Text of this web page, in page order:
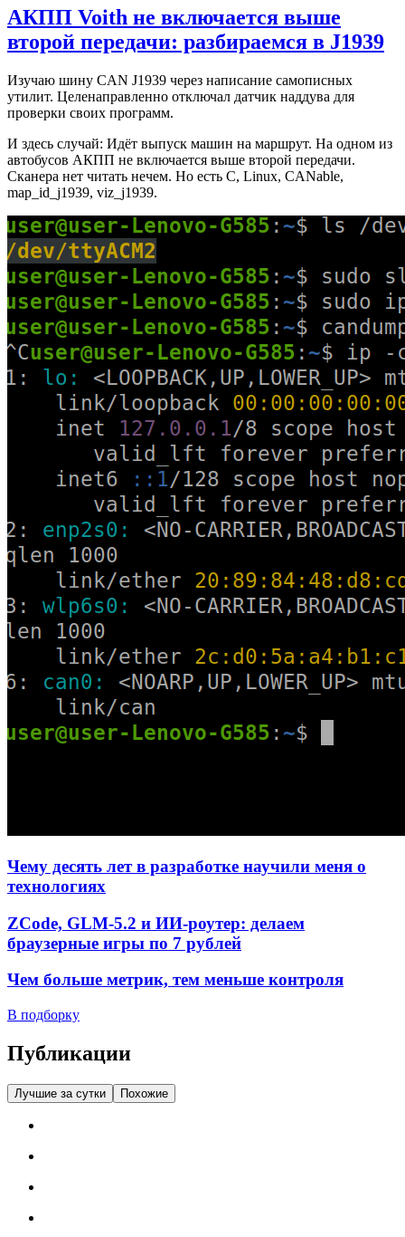
АКПП Voith не включается выше
второй передачи: разбираемся в J1939
Изучаю шину CAN J1939 через написание самописных
утилит. Целенаправленно отключал датчик наддува для
проверки своих программ.
И здесь случай: Идёт выпуск машин на маршрут. На одном из
автобусов АКПП не включается выше второй передачи.
Сканера нет читать нечем. Но есть C, Linux, CANable,
map_id_j1939, viz_j1939.
Чему десять лет в разработке научили меня о
технологиях
ZCode, GLM-5.2 и ИИ-роутер: делаем
браузерные игры по 7 рублей
Чем больше метрик, тем меньше контроля
В подборку
Публикации
Лучшие за сутки Похожие